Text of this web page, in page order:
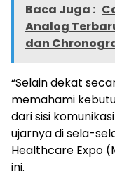
Baca Juga :
Analog
dan
“Selain dekat
memahami
dari sisi
ujarnya di sela-
Healthcare Expo
ini.